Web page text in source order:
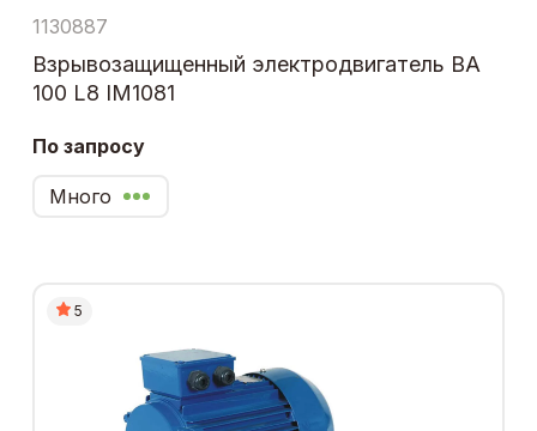
1130887
Взрывозащищенный электродвигатель ВА
100 L8 IM1081
По запросу
Много
5